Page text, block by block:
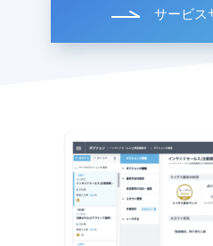
サービス